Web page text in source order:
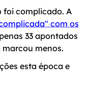
foi complicado. A
com os
33 apontados
menos.
esta época e